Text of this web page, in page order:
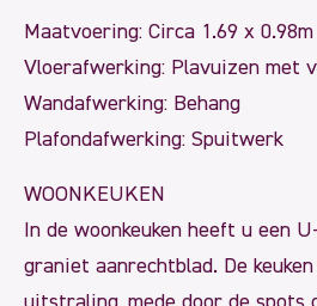
Maatvoering: Circa 1.69 x 0.98m
Vloerafwerking: Plavuizen met
Wandafwerking: Behang
Plafondafwerking: Spuitwerk
WOONKEUKEN
In de woonkeuken heeft u een
graniet aanrechtblad. De